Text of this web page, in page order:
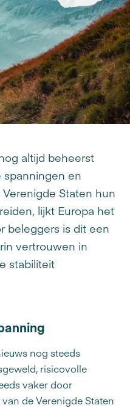
altijd beheerst
en
Staten hun
lijkt Europa het
beleggers is dit een
vertrouwen in
stabiliteit
nog steeds
risicovolle
vaker door
de Verenigde Staten